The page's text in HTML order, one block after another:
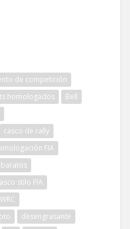
de competición
homologados
Bell
casco de rally
FIA
stilo FIA
desengrasante